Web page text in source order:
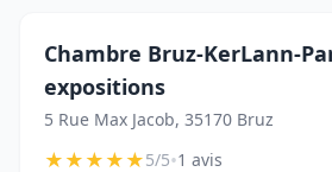
Chambre Bruz-KerLann-
expositions
5 Rue Max Jacob, 35170 Bruz
★★★★★5/5•1 avis